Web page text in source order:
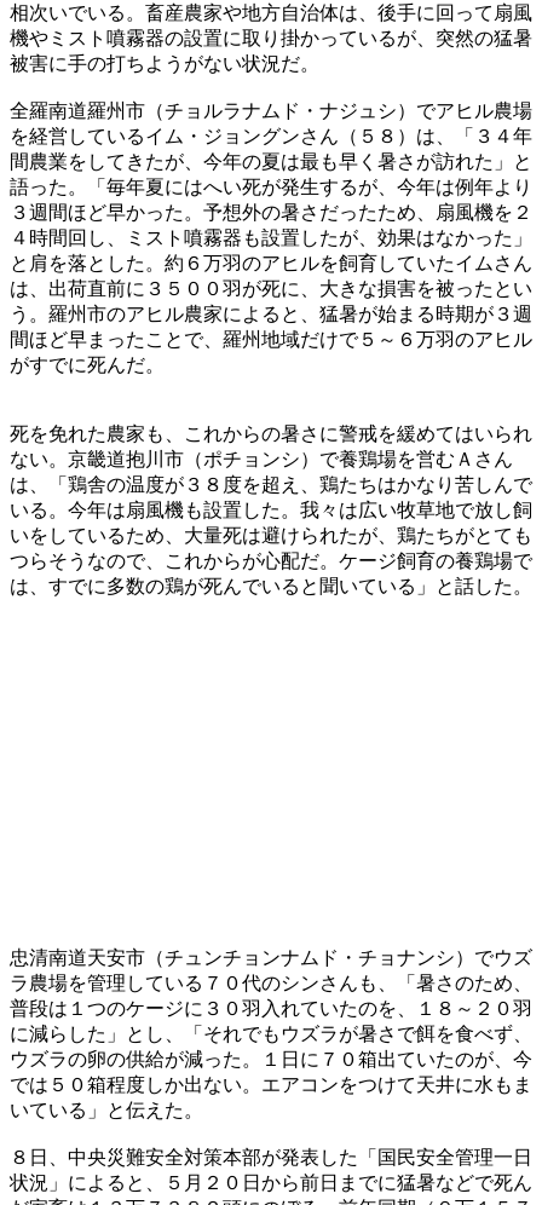
相次いでいる。畜産農家や地方自治体は、後手に回って扇風
機やミスト噴霧器の設置に取り掛かっているが、突然の猛暑
被害に手の打ちようがない状況だ。
全羅南道羅州市（チョルラナムド・ナジュシ）でアヒル農場
を経営しているイム・ジョングンさん（５８）は、「３４年
間農業をしてきたが、今年の夏は最も早く暑さが訪れた」と
語った。「毎年夏にはへい死が発生するが、今年は例年より
３週間ほど早かった。予想外の暑さだったため、扇風機を２
４時間回し、ミスト噴霧器も設置したが、効果はなかった」
と肩を落とした。約６万羽のアヒルを飼育していたイムさん
は、出荷直前に３５００羽が死に、大きな損害を被ったとい
う。羅州市のアヒル農家によると、猛暑が始まる時期が３週
間ほど早まったことで、羅州地域だけで５～６万羽のアヒル
がすでに死んだ。
死を免れた農家も、これからの暑さに警戒を緩めてはいられ
ない。京畿道抱川市（ポチョンシ）で養鶏場を営むＡさん
は、「鶏舎の温度が３８度を超え、鶏たちはかなり苦しんで
いる。今年は扇風機も設置した。我々は広い牧草地で放し飼
いをしているため、大量死は避けられたが、鶏たちがとても
つらそうなので、これからが心配だ。ケージ飼育の養鶏場で
は、すでに多数の鶏が死んでいると聞いている」と話した。
忠清南道天安市（チュンチョンナムド・チョナンシ）でウズ
ラ農場を管理している７０代のシンさんも、「暑さのため、
普段は１つのケージに３０羽入れていたのを、１８～２０羽
に減らした」とし、「それでもウズラが暑さで餌を食べず、
ウズラの卵の供給が減った。１日に７０箱出ていたのが、今
では５０箱程度しか出ない。エアコンをつけて天井に水もま
いている」と伝えた。
８日、中央災難安全対策本部が発表した「国民安全管理一日
状況」によると、５月２０日から前日までに猛暑などで死ん